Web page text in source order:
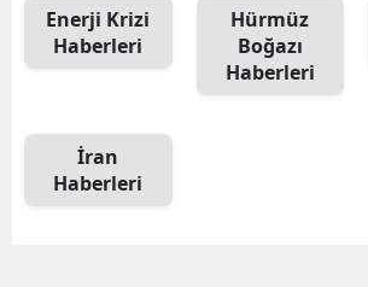
Enerji Krizi
Haberleri
Hürmüz
Boğazı
Haberleri
İran
Haberleri